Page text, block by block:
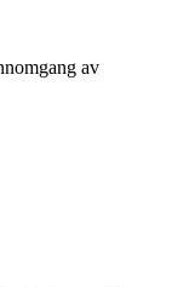
av